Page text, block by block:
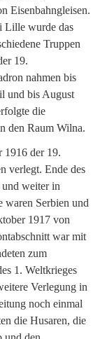
Eisenbahngleisen.
Lille wurde das
Truppen
19.
nahmen bis
und bis August
die
den Raum Wilna.
1916 der 19.
verlegt. Ende des
weiter in
waren Serbien und
1917 von
war mit
zum
1. Weltkrieges
Verlegung in
noch einmal
die Husaren, die